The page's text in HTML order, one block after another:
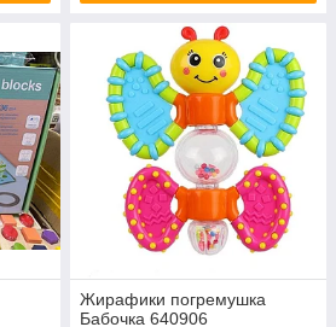
Жирафики погремушка
Бабочка 640906